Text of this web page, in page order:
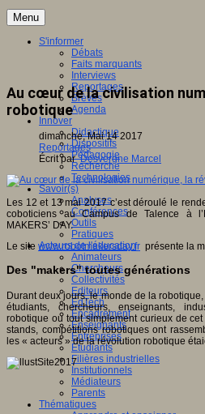
Menu
S'informer
Débats
Faits marquants
Interviews
Reportages
Brèves
Agenda
Innover
Didactique
Dispositifs
Pédagogie
Recherche
Technologies
Savoir(s)
Analyses
Conférences
Outils
Pratiques
Acteurs de l'éducation
Animateurs
Chercheurs
Collectivités
Editeurs
EdTech
Encadrement
Enseignants
Entreprises
Etudiants
Filières industrielles
Institutionnels
Médiateurs
Parents
Thématiques
Au cœur de la civilisation
robotique
dimanche, Mai 14 2017
Reportages
Écrit parDesvergne Marcel
Les 12 et 13 mai 2017 c’est déroulé le
coboticiens au Campus de Talence à
MAKERS’ DAY.
Le site www.robotmakersday.fr présente la
Des "makers" toutes générations
Durant deux jours, le monde de la
étudiants, chercheurs, enseignants,
robotique ou tout simplement curieux de
stands, compétitions robotiques ont
les « acteurs » de la révolution robotique